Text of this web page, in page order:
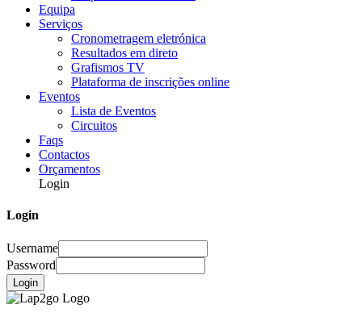
Equipa
Serviços
Cronometragem eletrónica
Resultados em direto
Grafismos TV
Plataforma de inscrições online
Eventos
Lista de Eventos
Circuitos
Faqs
Contactos
Orçamentos
Login
Login
Username
Password
Login